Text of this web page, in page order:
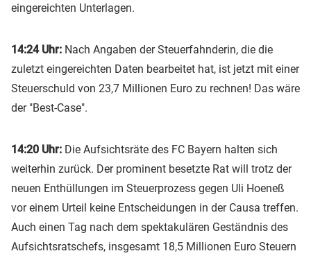
eingereichten Unterlagen.
14:24 Uhr: Nach Angaben der Steuerfahnderin, die die
zuletzt eingereichten Daten bearbeitet hat, ist jetzt mit einer
Steuerschuld von 23,7 Millionen Euro zu rechnen! Das wäre
der "Best-Case".
14:20 Uhr: Die Aufsichtsräte des FC Bayern halten sich
weiterhin zurück. Der prominent besetzte Rat will trotz der
neuen Enthüllungen im Steuerprozess gegen Uli Hoeneß
vor einem Urteil keine Entscheidungen in der Causa treffen.
Auch einen Tag nach dem spektakulären Geständnis des
Aufsichtsratschefs, insgesamt 18,5 Millionen Euro Steuern